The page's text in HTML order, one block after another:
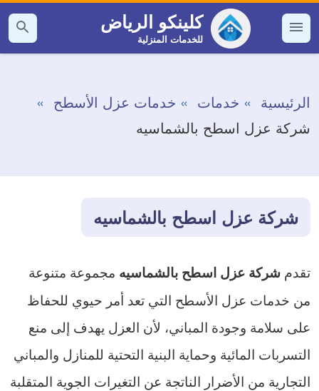
التجاوز
إلى القائمة
كلينكو الرياض
للخدمات المنزلية
بحث
عن
الرئيسية خدمات
خدمات عزل الأسطح
شركة عزل اسطح بالشماسيه
شركة عزل اسطح بالشماسيه
تقدم شركة عزل اسطح بالشماسيه مجموعة متنوعة
من خدمات عزل الأسطح التي تعد أمر حيوي للحفاظ
على سلامة وجودة المباني، لأن العزل يهدف إلى منع
التسربات المائية وحماية البنية التحتية للمنازل والمباني
التجارية من الأضرار الناتجة عن التغيرات الجوية المتقلبة